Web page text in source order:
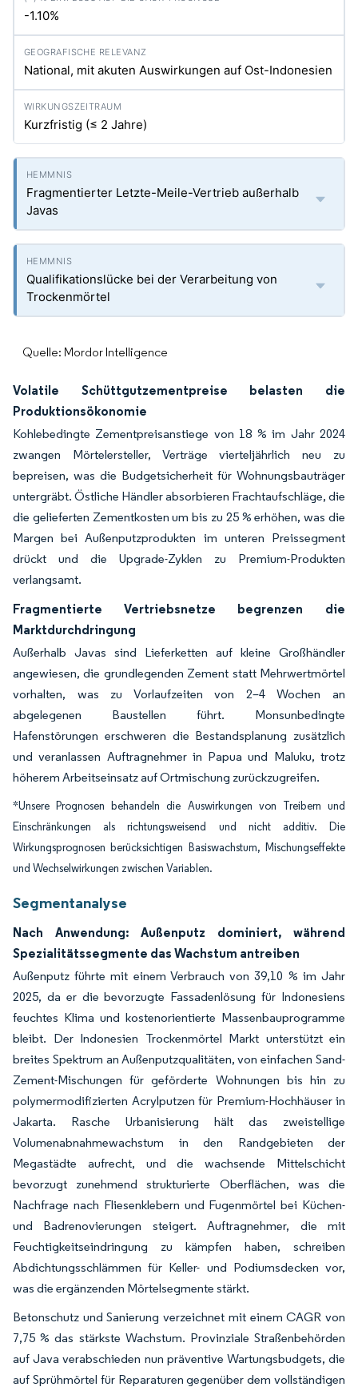
-1.10%
National, mit akuten Auswirkungen auf Ost-Indonesien
Kurzfristig (≤ 2 Jahre)
Fragmentierter Letzte-Meile-Vertrieb außerhalb
Javas
Qualifikationslücke bei der Verarbeitung von
Trockenmörtel
Quelle: Mordor Intelligence
Volatile Schüttgutzementpreise belasten die
Produktionsökonomie
Kohlebedingte Zementpreisanstiege von 18 % im Jahr 2024
zwangen Mörtelersteller, Verträge vierteljährlich neu zu
bepreisen, was die Budgetsicherheit für Wohnungsbauträger
untergräbt. Östliche Händler absorbieren Frachtaufschläge, die
die gelieferten Zementkosten um bis zu 25 % erhöhen, was die
Margen bei Außenputzprodukten im unteren Preissegment
drückt und die Upgrade-Zyklen zu Premium-Produkten
verlangsamt.
Fragmentierte Vertriebsnetze begrenzen die
Marktdurchdringung
Außerhalb Javas sind Lieferketten auf kleine Großhändler
angewiesen, die grundlegenden Zement statt Mehrwertmörtel
vorhalten, was zu Vorlaufzeiten von 2–4 Wochen an
abgelegenen Baustellen führt. Monsunbedingte
Hafenstörungen erschweren die Bestandsplanung zusätzlich
und veranlassen Auftragnehmer in Papua und Maluku, trotz
höherem Arbeitseinsatz auf Ortmischung zurückzugreifen.
*Unsere Prognosen behandeln die Auswirkungen von Treibern und
Einschränkungen als richtungsweisend und nicht additiv. Die
Wirkungsprognosen berücksichtigen Basiswachstum, Mischungseffekte
und Wechselwirkungen zwischen Variablen.
Segmentanalyse
Nach Anwendung: Außenputz dominiert, während
Spezialitätssegmente das Wachstum antreiben
Außenputz führte mit einem Verbrauch von 39,10 % im Jahr
2025, da er die bevorzugte Fassadenlösung für Indonesiens
feuchtes Klima und kostenorientierte Massenbauprogramme
bleibt. Der Indonesien Trockenmörtel Markt unterstützt ein
breites Spektrum an Außenputzqualitäten, von einfachen Sand-
Zement-Mischungen für geförderte Wohnungen bis hin zu
polymermodifizierten Acrylputzen für Premium-Hochhäuser in
Jakarta. Rasche Urbanisierung hält das zweistellige
Volumenabnahmewachstum in den Randgebieten der
Megastädte aufrecht, und die wachsende Mittelschicht
bevorzugt zunehmend strukturierte Oberflächen, was die
Nachfrage nach Fliesenklebern und Fugenmörtel bei Küchen-
und Badrenovierungen steigert. Auftragnehmer, die mit
Feuchtigkeitseindringung zu kämpfen haben, schreiben
Abdichtungsschlämmen für Keller- und Podiumsdecken vor,
was die ergänzenden Mörtelsegmente stärkt.
Betonschutz und Sanierung verzeichnet mit einem CAGR von
7,75 % das stärkste Wachstum. Provinziale Straßenbehörden
auf Java verabschieden nun präventive Wartungsbudgets, die
auf Sprühmörtel für Reparaturen gegenüber dem vollständigen